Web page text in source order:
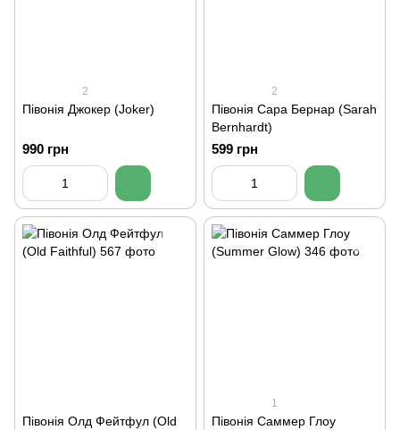
2
Півонія Джокер (Joker)
990 грн
2
Півонія Сара Бернар (Sarah
Bernhardt)
599 грн
Півонія Олд Фейтфул (Old
1
Півонія Саммер Глоу